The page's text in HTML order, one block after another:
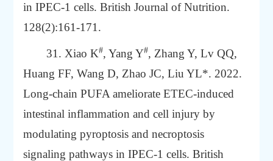
in IPEC-1 cells. British Journal of Nutrition.
128(2):161-171.
31. Xiao K#, Yang Y#, Zhang Y, LvQQ,
Huang FF,Wang D, Zhao JC,Liu YL*. 2022.
Long-chain PUFA ameliorate ETEC-induced
intestinal inflammation and cell injury by
modulating pyroptosis and necroptosis
signaling pathways in IPEC-1 cells. British